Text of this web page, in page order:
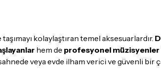
kolaylaştıran temel aksesuarlardır.
hem de profesyonel müzisyenler
veya evde ilham verici ve güvenli bir